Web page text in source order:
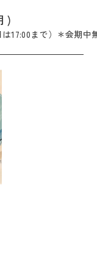
)
17:00まで）＊会期中